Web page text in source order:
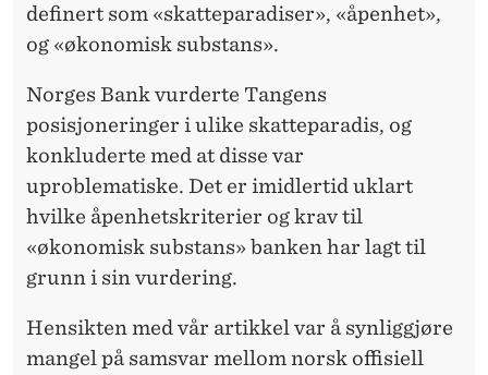
definert som «skatteparadiser», «åpenhet»,
og «økonomisk substans».
Norges Bank vurderte Tangens
posisjoneringer i ulike skatteparadis, og
konkluderte med at disse var
uproblematiske. Det er imidlertid uklart
hvilke åpenhetskriterier og krav til
«økonomisk substans» banken har lagt til
grunn i sin vurdering.
Hensikten med vår artikkel var å synliggjøre
mangel på samsvar mellom norsk offisiell